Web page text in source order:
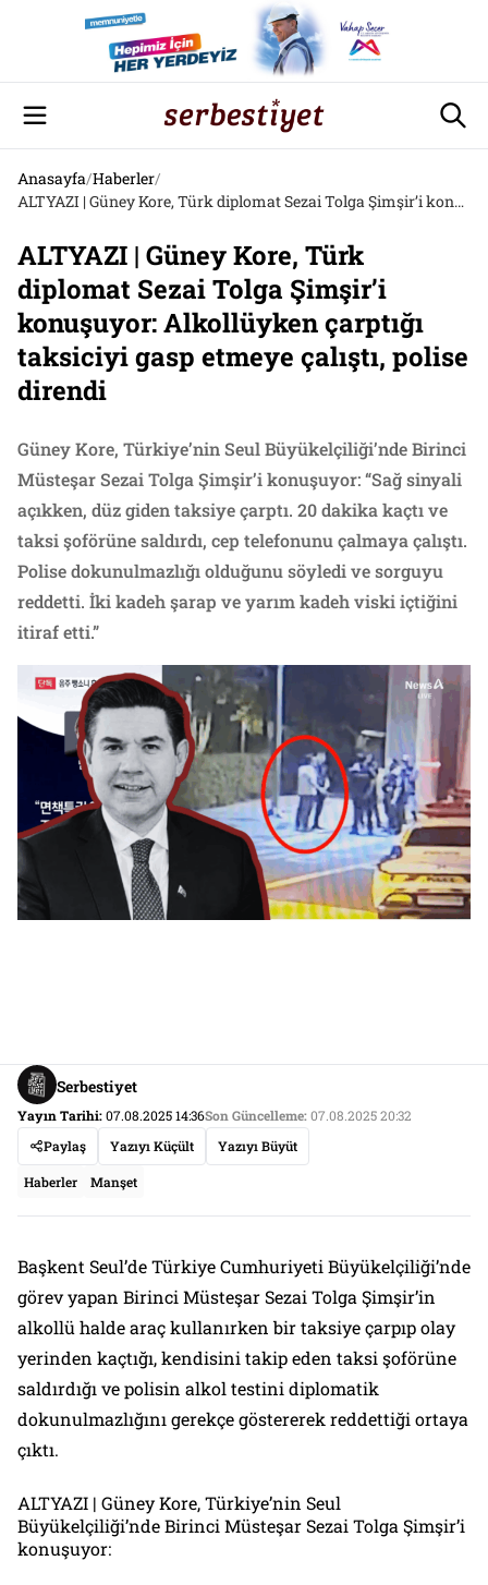
Anasayfa/Haberler/
ALTYAZI | Güney Kore, Türk diplomat Sezai Tolga Şimşir’i konuşuyor: Alkollüyken çarptığı taksiciyi gasp etmeye çalıştı, polise direndi
ALTYAZI | Güney Kore, Türk
diplomat Sezai Tolga Şimşir’i
konuşuyor: Alkollüyken çarptığı
taksiciyi gasp etmeye çalıştı, polise
direndi
Güney Kore, Türkiye’nin Seul Büyükelçiliği’nde Birinci
Müsteşar Sezai Tolga Şimşir’i konuşuyor: “Sağ sinyali
açıkken, düz giden taksiye çarptı. 20 dakika kaçtı ve
taksi şoförüne saldırdı, cep telefonunu çalmaya çalıştı.
Polise dokunulmazlığı olduğunu söyledi ve sorguyu
reddetti. İki kadeh şarap ve yarım kadeh viski içtiğini
itiraf etti.”
Serbestiyet
Yayın Tarihi:07.08.2025 14:36Son Güncelleme:07.08.2025 20:32
Paylaş
Yazıyı Küçült Yazıyı Büyüt
Haberler Manşet
Başkent Seul’de Türkiye Cumhuriyeti Büyükelçiliği’nde
görev yapan Birinci Müsteşar Sezai Tolga Şimşir’in
alkollü halde araç kullanırken bir taksiye çarpıp olay
yerinden kaçtığı, kendisini takip eden taksi şoförüne
saldırdığı ve polisin alkol testini diplomatik
dokunulmazlığını gerekçe göstererek reddettiği ortaya
çıktı.
ALTYAZI | Güney Kore, Türkiye’nin Seul
Büyükelçiliği’nde Birinci Müsteşar Sezai Tolga Şimşir’i
konuşuyor: